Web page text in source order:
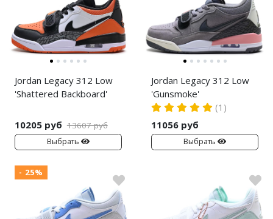
Jordan Legacy 312 Low
'Shattered Backboard'
10205 руб 13607 руб
Выбрать
Jordan Legacy 312 Low
'Gunsmoke'
(1)
11056 руб
Выбрать
- 25%
Nike Uptempo
Nike Foamposite